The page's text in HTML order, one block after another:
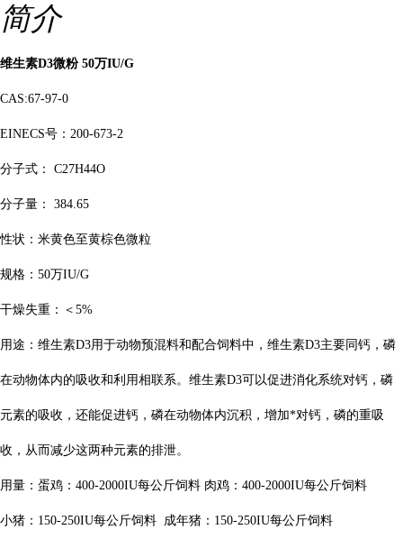
简介
维生素D3微粉 50万IU/G
CAS:67-97-0
EINECS号：200-673-2
分子式： C27H44O
分子量： 384.65
性状：米黄色至黄棕色微粒
规格： 50万IU/G
干燥失重：＜ 5%
用途：维生素D3用于动物预混料和配合饲料中，维生素D3主要同钙，磷
在动物体内的吸收和利用相联系。维生素D3可以促进消化系统对钙，磷
元素的吸收，还能促进钙，磷在动物体内沉积，增加*对钙，磷的重吸
收，从而减少这两种元素的排泄。
用量：蛋鸡： 400-2000IU每公斤饲料 肉鸡：400-2000IU每公斤饲料
小猪： 150-250IU每公斤饲料 成年猪：150-250IU每公斤饲料